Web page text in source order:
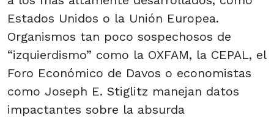
Estados Unidos o la Unión Europea.
Organismos tan poco sospechosos de
“izquierdismo” como la OXFAM, la CEPAL, el
Foro Económico de Davos o economistas
como Joseph E. Stiglitz manejan datos
impactantes sobre la absurda